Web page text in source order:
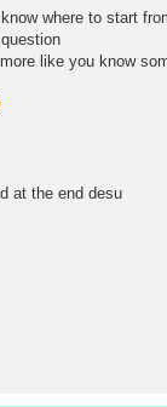
where to start
like you know
at the end desu